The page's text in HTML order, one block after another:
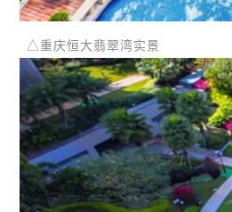
△重庆恒大翡翠湾实景